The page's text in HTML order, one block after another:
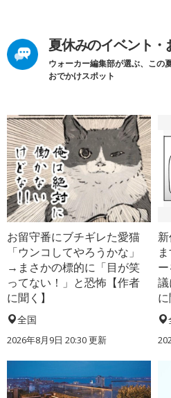
夏休みのイベント
ウォーカー編集部が選ぶ、この
おでかけスポット
お留守番にブチギレた愛猫
「ウンコしてやろうかな」
→まさかの標的に「目が笑
ってない！」と恐怖【作者
に聞く】
全国
2026年8月9日 20:30更新
に